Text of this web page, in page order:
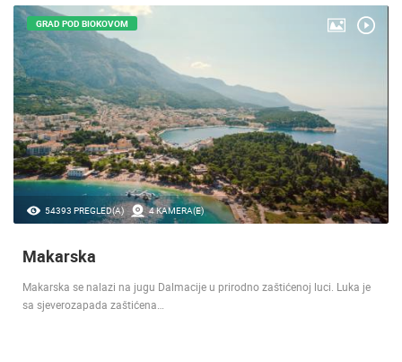
54393 PREGLED(A) 4 KAMERA(E)
GRAD POD BIOKOVOM
Makarska
Makarska se nalazi na jugu Dalmacije u prirodno zaštićenoj luci. Luka je
sa sjeverozapada zaštićena…